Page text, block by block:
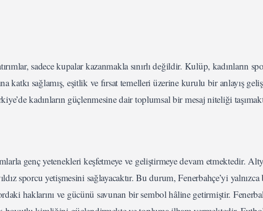
sadece kupalar kazanmakla sınırlı değildir. Kulüp, kadınların
katkı sağlamış, eşitlik ve fırsat temelleri üzerine kurulu bir anlayış
kadınların güçlenmesine dair toplumsal bir mesaj niteliği
genç yetenekleri keşfetmeye ve geliştirmeye devam etmektedir.
sporcu yetişmesini sağlayacaktır. Bu durum, Fenerbahçe’yi
haklarını ve gücünü savunan bir sembol hâline getirmiştir.